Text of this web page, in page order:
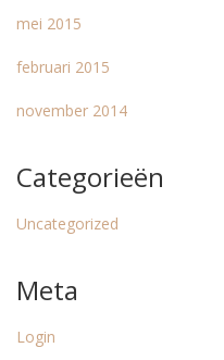
mei 2015
februari 2015
november 2014
Categorieën
Uncategorized
Meta
Login